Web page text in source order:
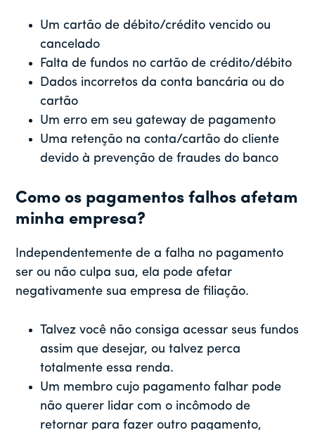
Um cartão de débito/crédito vencido ou
cancelado
Falta de fundos no cartão de crédito/débito
Dados incorretos da conta bancária ou do
cartão
Um erro em seu gateway de pagamento
Uma retenção na conta/cartão do cliente
devido à prevenção de fraudes do banco
Como os pagamentos falhos afetam
minha empresa?
Independentemente de a falha no pagamento
ser ou não culpa sua, ela pode afetar
negativamente sua empresa de filiação.
Talvez você não consiga acessar seus fundos
assim que desejar, ou talvez perca
totalmente essa renda.
Um membro cujo pagamento falhar pode
não querer lidar com o incômodo de
retornar para fazer outro pagamento,